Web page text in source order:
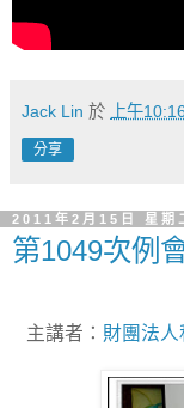
Jack Lin 於 上午10:16
分享
2011年2月15日 星期
第1049次例
主講者： 財團法